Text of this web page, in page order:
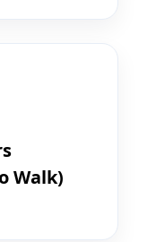
Walk)